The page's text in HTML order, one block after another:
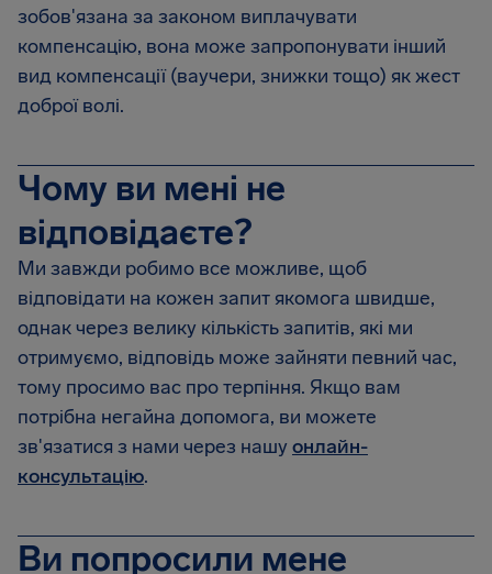
зобов'язана за законом виплачувати
компенсацію, вона може запропонувати інший
вид компенсації (ваучери, знижки тощо) як жест
доброї волі.
Чому ви мені не
відповідаєте?
Ми завжди робимо все можливе, щоб
відповідати на кожен запит якомога швидше,
однак через велику кількість запитів, які ми
отримуємо, відповідь може зайняти певний час,
тому просимо вас про терпіння. Якщо вам
потрібна негайна допомога, ви можете
зв'язатися з нами через нашуонлайн-
консультацію.
Ви попросили мене